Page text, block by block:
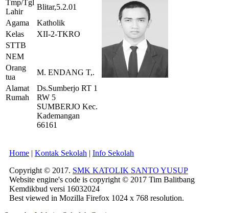
Tmp/Tgl
Lahir
Blitar,5.2.01
Agama
Katholik
Kelas
XII-2-TKRO
STTB
NEM
Orang
tua
M. ENDANG T,.
Alamat
Rumah
Ds.Sumberjo RT 1
RW 5
SUMBERJO Kec.
Kademangan
66161
Home | Kontak Sekolah | Info Sekolah
Copyright © 2017. SMK KATOLIK SANTO YUSUP
Website engine's code is copyright © 2017 Tim Balitbang
Kemdikbud versi 16032024
Best viewed in Mozilla Firefox 1024 x 768 resolution.